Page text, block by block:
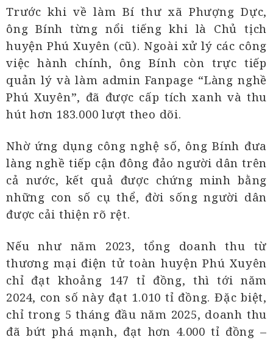
Trước khi về làm Bí thư xã Phượng Dực,
ông Bính từng nổi tiếng khi là Chủ tịch
huyện Phú Xuyên (cũ). Ngoài xử lý các công
việc hành chính, ông Bính còn trực tiếp
quản lý và làm admin Fanpage “Làng nghề
Phú Xuyên”, đã được cấp tích xanh và thu
hút hơn 183.000 lượt theo dõi.
Nhờ ứng dụng công nghệ số, ông Bính đưa
làng nghề tiếp cận đông đảo người dân trên
cả nước, kết quả được chứng minh bằng
những con số cụ thể, đời sống người dân
được cải thiện rõ rệt.
Nếu như năm 2023, tổng doanh thu từ
thương mại điện tử toàn huyện Phú Xuyên
chỉ đạt khoảng 147 tỉ đồng, thì tới năm
2024, con số này đạt 1.010 tỉ đồng. Đặc biệt,
chỉ trong 5 tháng đầu năm 2025, doanh thu
đã bứt phá mạnh, đạt hơn 4.000 tỉ đồng –